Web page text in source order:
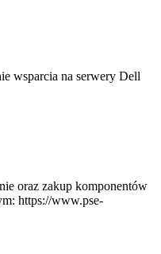
wsparcia na serwery Dell
oraz zakup komponentów
https://www.pse-